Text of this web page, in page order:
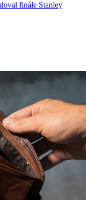
finále Stanley